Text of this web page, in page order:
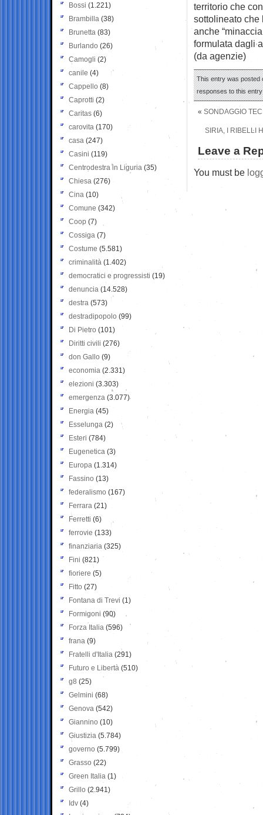
territorio che
sottolineato che
anche
formulata dagli
(da agenzie)
This entry was posted
responses to this
« SONDAGGIO
SIRIA, I RIBELLI
Leave a
You must be
Bossi (1.221)
Brambilla (38)
Brunetta (83)
Burlando (26)
Camogli (2)
canile (4)
Cappello (8)
Caprotti (2)
Caritas (6)
carovita (170)
casa (247)
Casini (119)
Centrodestra in Liguria (35)
Chiesa (276)
Cina (10)
Comune (342)
Coop (7)
Cossiga (7)
Costume (5.581)
criminalità (1.402)
democratici e progressisti (19)
denuncia (14.528)
destra (573)
destradipopolo (99)
Di Pietro (101)
Diritti civili (276)
don Gallo (9)
economia (2.331)
elezioni (3.303)
emergenza (3.077)
Energia (45)
Esselunga (2)
Esteri (784)
Eugenetica (3)
Europa (1.314)
Fassino (13)
federalismo (167)
Ferrara (21)
Ferretti (6)
ferrovie (133)
finanziaria (325)
Fini (821)
fioriere (5)
Fitto (27)
Fontana di Trevi (1)
Formigoni (90)
Forza Italia (596)
frana (9)
Fratelli d'Italia (291)
Futuro e Libertà (510)
g8 (25)
Gelmini (68)
Genova (542)
Giannino (10)
Giustizia (5.784)
governo (5.799)
Grasso (22)
Green Italia (1)
Grillo (2.941)
Idv (4)